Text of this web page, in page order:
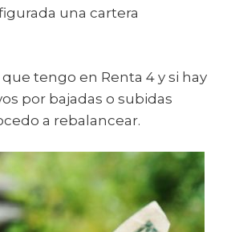
una cartera
tengo en Renta 4 y si hay
por bajadas o subidas
a rebalancear.